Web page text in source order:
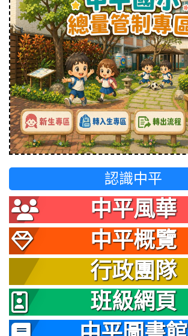
認識中平
中平風華
中平概覽
行政團隊
班級網頁